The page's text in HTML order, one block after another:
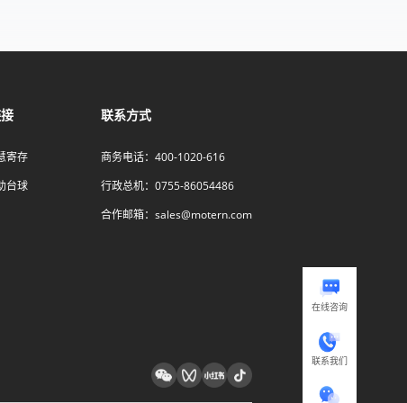
寄存
台球
联系方式
商务电话：400-1020-616
行政总机：0755-86054486
合作邮箱：sales@motern.com
在线咨询
联系我们